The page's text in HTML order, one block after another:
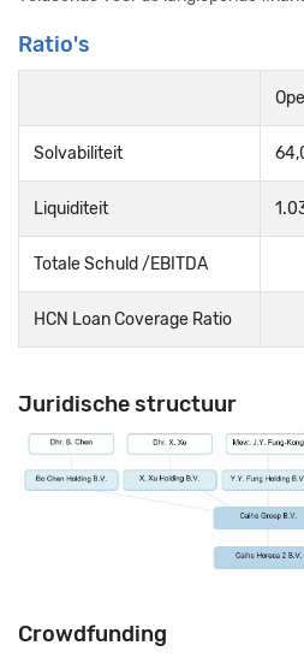
Ratio's
Solvabiliteit
Liquiditeit
Totale Schuld /EBITDA
HCN Loan Coverage Ratio
Juridische structuur
Crowdfunding